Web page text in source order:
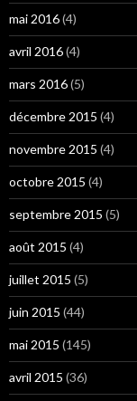
mai 2016(4)
avril 2016(4)
mars 2016(5)
décembre 2015 (4)
novembre 2015 (4)
octobre 2015 (4)
septembre 2015 (5)
août 2015 (4)
juillet 2015 (5)
juin 2015 (44)
mai 2015 (145)
avril 2015 (36)